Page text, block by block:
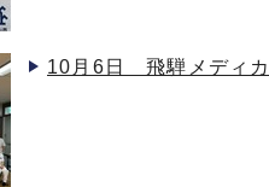
10月6日 飛騨メディ